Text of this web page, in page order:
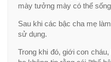
mày tưởng mày có thể
Sau khi các bậc cha mẹ
sử dụng.
Trong khi đó, giới con